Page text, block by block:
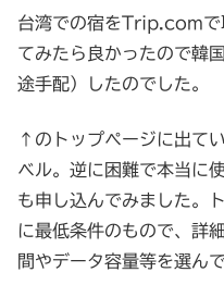
台湾での宿をTrip.comで
てみたら良かったので韓
途手配）したのでした。
↑のトップページに出て
ベル。逆に困難で本当に
も申し込んでみました。
に最低条件のもので、詳
間やデータ容量等を選ん